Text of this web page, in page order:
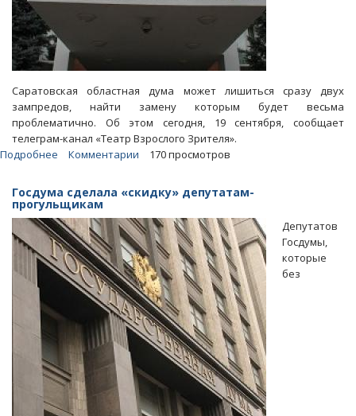
Саратовская областная дума может лишиться сразу двух
зампредов, найти замену которым будет весьма
проблематично. Об этом сегодня, 19 сентября, сообщает
телеграм-канал «Театр Взрослого Зрителя».
Подробнее
придется
в
облдуме
искать
замену
Алимовой
Чепрасову
Комментарии 170 просмотров
Госдума сделала «скидку» депутатам-
прогульщикам
Депутатов
Госдумы,
которые
без